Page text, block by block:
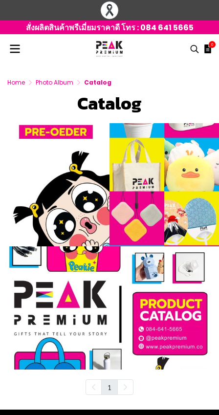
สั่งผลิตสินค้าพรีเมี่ยมราคาดี โทร :084 641 5665
0
Home Photo Album Catalog
Catalog
1